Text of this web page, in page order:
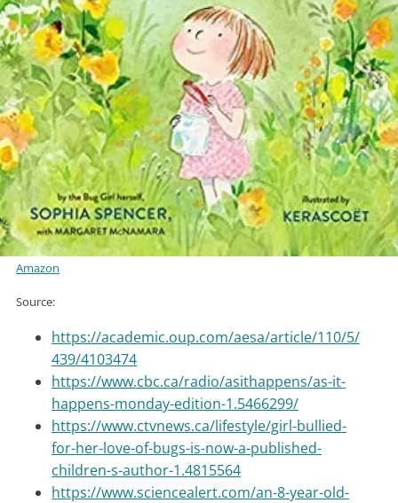
Amazon
Source:
https://academic.oup.com/aesa/article/110/5/
439/4103474
https://www.cbc.ca/radio/asithappens/as-it-
happens-monday-edition-1.5466299/
https://www.ctvnews.ca/lifestyle/girl-bullied-
for-her-love-of-bugs-is-now-a-published-
children-s-author-1.4815564
https://www.sciencealert.com/an-8-year-old-